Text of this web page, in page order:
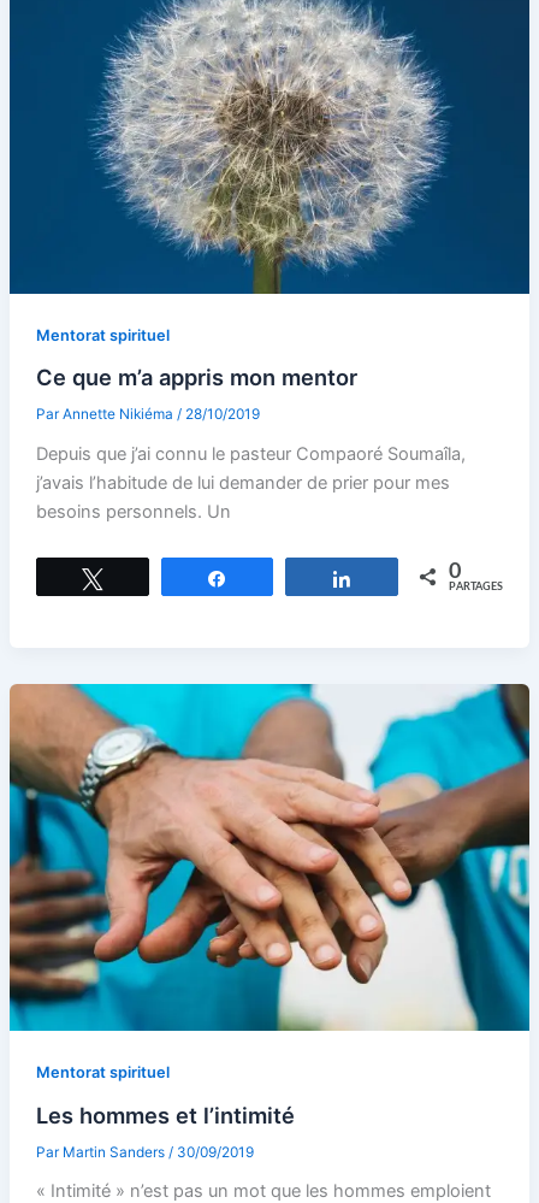
Mentorat spirituel
Ce que m’a appris mon mentor
Par Annette Nikiéma / 28/10/2019
Depuis que j’ai connu le pasteur Compaoré Soumaîla,
j’avais l’habitude de lui demander de prier pour mes
besoins personnels. Un
Partagez 0
PARTAGES
Mentorat spirituel
Les hommes et l’intimité
Par Martin Sanders / 30/09/2019
« Intimité » n’est pas un mot que les hommes emploient